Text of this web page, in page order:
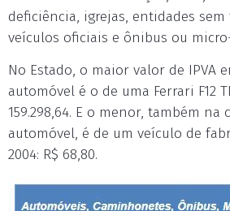
deficiência, igrejas, entidades
veículos oficiais e ônibus ou
No Estado, o maior valor de IPVA
automóvel é o de uma Ferrari F12
159.298,64. E o menor, também na
automóvel, é de um veículo de
2004: R$ 68,80.